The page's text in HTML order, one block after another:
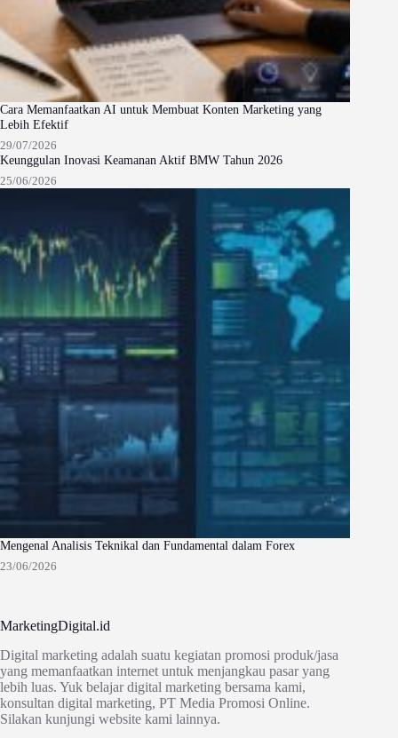
Cara Memanfaatkan AI untuk Membuat Konten Marketing yang
Lebih Efektif
29/07/2026
Keunggulan Inovasi Keamanan Aktif BMW Tahun 2026
25/06/2026
Mengenal Analisis Teknikal dan Fundamental dalam Forex
23/06/2026
MarketingDigital.id
Digital marketing adalah suatu kegiatan promosi produk/jasa
yang memanfaatkan internet untuk menjangkau pasar yang
lebih luas. Yuk belajar digital marketing bersama kami,
konsultan digital marketing, PT Media Promosi Online.
Silakan kunjungi website kami lainnya.